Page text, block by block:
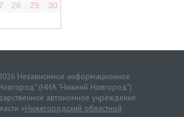
28 29
30
Независимое информационное
(НИА "Нижний Новгород")
автономное учреждение
«Нижегородский областной